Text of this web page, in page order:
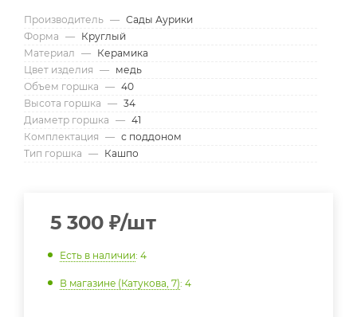
Производитель — Сады Аурики
Форма — Круглый
Материал — Керамика
Цвет изделия — медь
Объем горшка — 40
Высота горшка — 34
Диаметр горшка — 41
Комплектация — с поддоном
Тип горшка — Кашпо
5 300 ₽/шт
Есть в наличии: 4
В магазине (Катукова, 7): 4